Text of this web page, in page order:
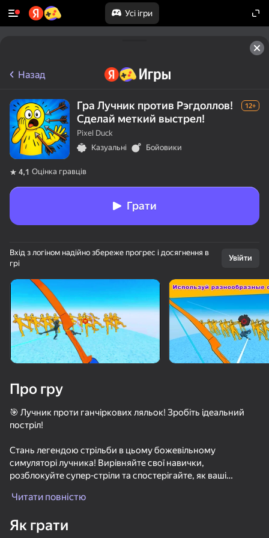
Усі ігри
Поверніть пристрій
Гра працює тільки в горизонтальній
орієнтації
Это не мой сосед: ФНАФ!
Назад
Гра Лучник против Рэгдоллов!
Сделай меткий выстрел!
12+
Pixel Duck
Казуальні
Бойовики
4,1 Оцінка гравців
Грати
Вхід з логіном надійно збереже прогрес і досягнення в
грі
Увійти
Про гру
🎯 Лучник проти ганчіркових ляльок! Зробіть ідеальний
постріл!
Стань легендою стрільби в цьому божевільному
симуляторі лучника! Вирівняйте свої навички,
розблокуйте супер-стріли та спостерігайте, як ваші
феєрверків!
🔥 Поліпшення і нові типи стріл:
Читати повністю
Як грати